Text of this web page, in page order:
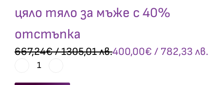
цяло тяло за мъже с 40%
отстъпка
667,24€/ 1305,01 лв.400,00€ / 782,33 лв.